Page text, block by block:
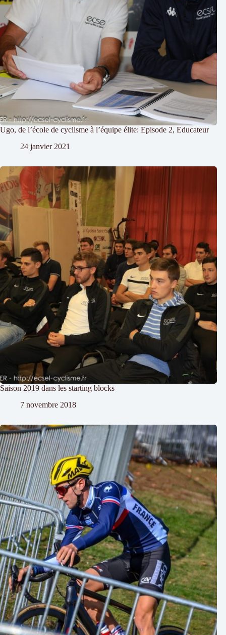
Ugo, de l’école de cyclisme à l’équipe élite: Episode 2, Educateur
24 janvier 2021
Saison 2019 dans les starting blocks
7 novembre 2018